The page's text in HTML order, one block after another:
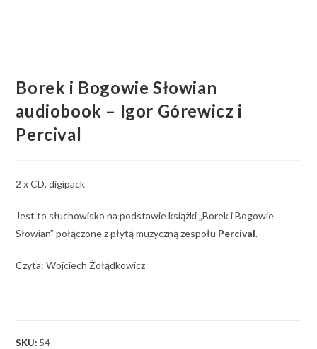
Borek i Bogowie Słowian
audiobook – Igor Górewicz i
Percival
2 x CD, digipack
Jest to słuchowisko na podstawie książki „Borek i Bogowie
Słowian” połączone z płytą muzyczną zespołu Percival.
Czyta: Wojciech Żołądkowicz
SKU: 54